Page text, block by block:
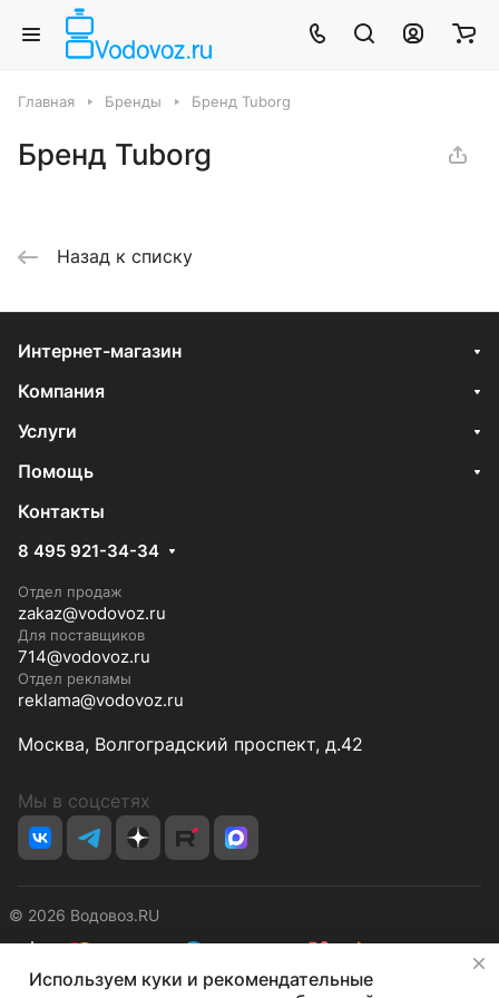
Главная Бренды Бренд Tuborg
Бренд Tuborg
Назад к списку
Интернет-магазин
Компания
Услуги
Помощь
Контакты
8 495 921-34-34
Отдел продаж
zakaz@vodovoz.ru
Для поставщиков
714@vodovoz.ru
Отдел рекламы
reklama@vodovoz.ru
Москва, Волгоградский проспект, д.42
Мы в соцсетях
© 2026 Водовоз.RU
КонфиденциальностьОферта
Используем куки и рекомендательные